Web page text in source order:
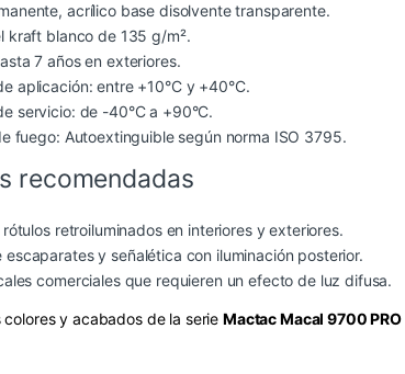
acrílico base disolvente transparente.
kraft blanco de 135 g/m².
7 años en exteriores.
aplicación: entre +10°C y +40°C.
servicio: de -40°C a +90°C.
fuego: Autoextinguible según norma ISO 3795.
recomendadas
retroiluminados en interiores y exteriores.
escaparates y señalética con iluminación posterior.
comerciales que requieren un efecto de luz difusa.
y acabados de la serie Mactac Macal 9700 PRO